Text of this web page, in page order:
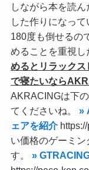
しながら本を読
した作りになっ
180度も倒せるの
めることを重視し
めるとリラックス
で寝たいなら
AKRACINGは下
てくださいね。 »
ェアを紹介https://
い価格のゲーミ
す。 »